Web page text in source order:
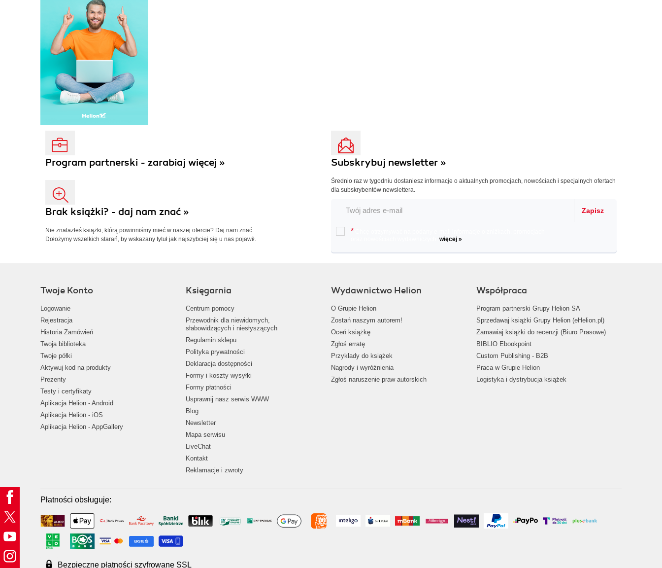
Program partnerski - zarabiaj więcej »
Brak książki? - daj nam znać »
Nie znalazłeś książki, którą powinniśmy mieć w naszej ofercie? Daj nam znać.
Dołożymy wszelkich starań, by wskazany tytuł jak najszybciej się u nas pojawił.
Subskrybuj newsletter »
Średnio raz w tygodniu dostaniesz informacje o aktualnych promocjach, nowościach i specjalnych ofertach
dla subskrybentów newslettera.
Zapisz
*
więcej »
Twoje Konto
Logowanie
Rejestracja
Historia Zamówień
Twoja biblioteka
Twoje półki
Aktywuj kod na produkty
Prezenty
Testy i certyfikaty
Aplikacja Helion - Android
Aplikacja Helion - iOS
Aplikacja Helion - AppGallery
Księgarnia
Centrum pomocy
Przewodnik dla niewidomych,
słabowidzących i niesłyszących
Regulamin sklepu
Polityka prywatności
Deklaracja dostępności
Formy i koszty wysyłki
Formy płatności
Usprawnij nasz serwis WWW
Blog
Newsletter
Mapa serwisu
LiveChat
Kontakt
Reklamacje i zwroty
Wydawnictwo Helion
O Grupie Helion
Zostań naszym autorem!
Oceń książkę
Zgłoś erratę
Przykłady do książek
Nagrody i wyróżnienia
Zgłoś naruszenie praw autorskich
Współpraca
Program partnerski Grupy Helion SA
Sprzedawaj książki Grupy Helion (eHelion.pl)
Zamawiaj książki do recenzji (Biuro Prasowe)
BIBLIO Ebookpoint
Custom Publishing - B2B
Praca w Grupie Helion
Logistyka i dystrybucja książek
Płatności obsługuje:
Bezpieczne płatności szyfrowane SSL